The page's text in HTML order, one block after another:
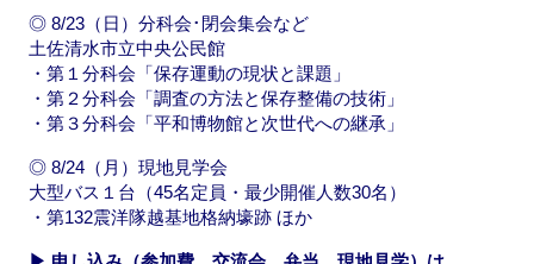
◎ 8/23（日）分科会･閉会集会など
土佐清水市立中央公民館
・第１分科会「保存運動の現状と課題」
・第２分科会「調査の方法と保存整備の技術」
・第３分科会「平和博物館と次世代への継承」
◎ 8/24（月）現地見学会
大型バス１台（45名定員・最少開催人数30名）
・第132震洋隊越基地格納壕跡 ほか